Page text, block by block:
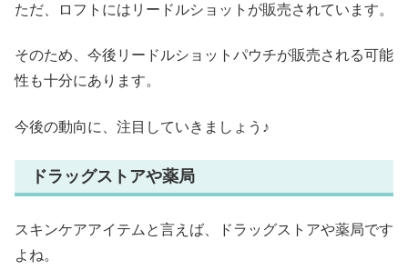
ただ、ロフトにはリードルショットが販売されています。
そのため、今後リードルショットパウチが販売される可能
性も十分にあります。
今後の動向に、注目していきましょう♪
ドラッグストアや薬局
スキンケアアイテムと言えば、ドラッグストアや薬局です
よね。